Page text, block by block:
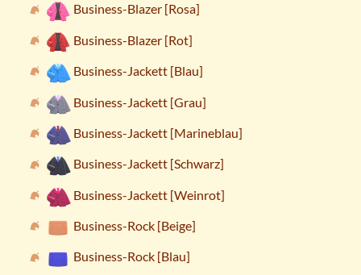
Business-Blazer [Rosa]
Business-Blazer [Rot]
Business-Jackett [Blau]
Business-Jackett [Grau]
Business-Jackett [Marineblau]
Business-Jackett [Schwarz]
Business-Jackett [Weinrot]
Business-Rock [Beige]
Business-Rock [Blau]